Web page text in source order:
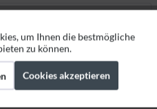
diskutieren...mehr
Aktiv
Aktiv
um Ihnen die bestmögliche
zu können.
Cookies akzeptieren